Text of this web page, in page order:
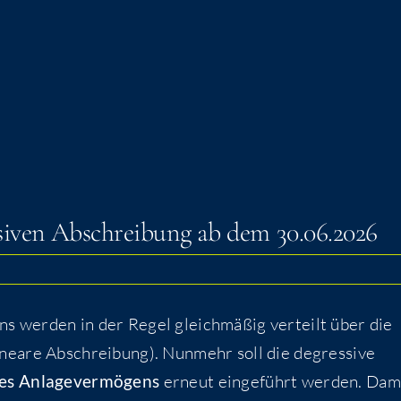
Abschrei­bung ab dem 30.06.2026
wer­den in der Regel gleich­mä­ßig ver­teilt über die
Abschrei­bung). Nun­mehr soll die degres­si­ve
Anla­ge­ver­mö­gens erneut ein­ge­führt wer­den.